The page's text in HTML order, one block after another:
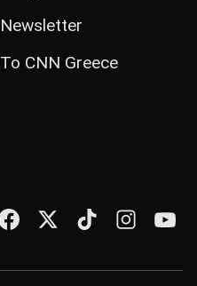
Newsletter
Το CNN Greece